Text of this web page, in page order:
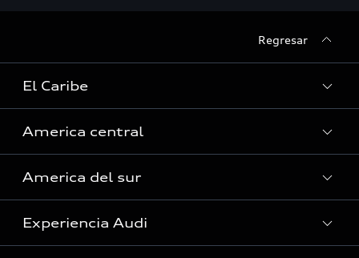
Regresar
El Caribe
Curazao
Guadalupe
America central
Costa Rica
El Salvador
America del sur
Argentina
Experiencia Audi